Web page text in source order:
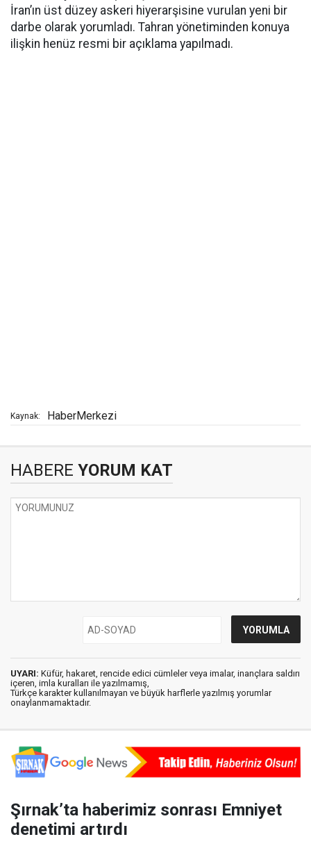
İran’ın üst düzey askeri hiyerarşisine vurulan yeni bir
darbe olarak yorumladı. Tahran yönetiminden konuya
ilişkin henüz resmi bir açıklama yapılmadı.
Kaynak: HaberMerkezi
HABERE YORUM KAT
UYARI: Küfür, hakaret, rencide edici cümleler veya imalar, inançlara saldırı
içeren, imla kuralları ile yazılmamış,
Türkçe karakter kullanılmayan ve büyük harflerle yazılmış yorumlar
onaylanmamaktadır.
Şırnak’ta haberimiz sonrası Emniyet
denetimi artırdı